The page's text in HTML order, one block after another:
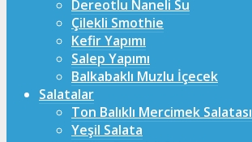
Dereotlu Naneli Su
Çilekli Smothie
Kefir Yapımı
Salep Yapımı
Balkabaklı Muzlu İçecek
Salatalar
Ton Balıklı Mercimek Salatası
Yeşil Salata